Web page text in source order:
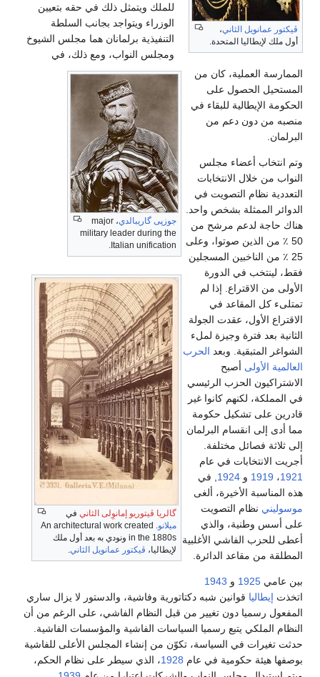
ڤيكتور عمانويل الثاني،
أول ملك لإيطاليا المتحدة.
جوزپى گاريبالدي
، major
military leader during the
Italian unification.
گالريا ڤيتوريو إمانوِلى الثاني في
ميلانو . An architectural work created
in the 1880s ونودي به بعد أول ملك
لإيطاليا، ڤيكتور عمانويل الثاني.
للملك ويتمثل ذلك في حقه بتعيين
الوزراء ويتواجد بجانب السلطة
التنفيذية برلمانان هما مجلس الشيوخ
ومجلس النواب، ومع ذلك، في
الممارسة العملية، كان من
المستحيل الحصول على
الحكومة الإيطالية للبقاء في
منصبه من دون دعم من
البرلمان.
وتم انتخاب أعضاء مجلس
النواب من خلال الانتخابات
التعددية نظام التصويت في
الدوائر الممثلة بشخص واحد.
هناك حاجة لدعم مرشح من
50 ٪ من الذين صوتوا، وعلى
25 ٪ من الناخبين المسجلين
فقط، لينتخب في الدورة
الأولى من الاقتراع. إذا لم
تمتلىء كل المقاعد في
الاقتراع الأول، عقدت الجولة
الثانية بعد فترة وجيزة لملء
الشواغر المتبقية. وبعد الحرب
العالمية الأولى أصبح
الاشتراكيون الحزب الرئيسي
في المملكة، لكنهم كانوا غير
قادرين على تشكيل حكومة
مما أدى إلى انقسام البرلمان
إلى ثلاثة فصائل مختلفة.
أجريت الانتخابات في عام
1921، 1919 و 1924 , في
هذه المناسبة الأخيرة، ألغى
موسوليني نظام التصويت
على أسس وطنية، والذي
أعطى للحزب الفاشي الأغلبية
المطلقة من مقاعد الدائرة.
بين عامي 1925 و 1943
اتخذت إيطاليا قوانين شبه دكتاتورية وفاشية، والدستور لا يزال ساري
المفعول رسميا دون تغيير من قبل النظام الفاشي، على الرغم من أن
النظام الملكي يتبع رسميا السياسات الفاشية والمؤسسات الفاشية.
حدثت تغيرات في السياسة، تكوّن من إنشاء المجلس الأعلى للفاشية
بوصفها هيئة حكومية في عام 1928، الذي سيطر على نظام الحكم،